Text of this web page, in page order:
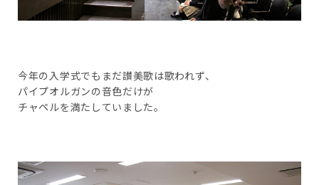
今年の入学式でもまだ讃美歌は歌われず、
パイプオルガンの音色だけが
チャペルを満たしていました。